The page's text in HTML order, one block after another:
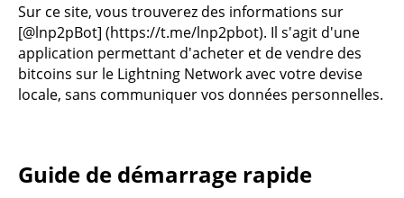
Sur ce site, vous trouverez des informations sur
[@lnp2pBot] (https://t.me/lnp2pbot). Il s'agit d'une
application permettant d'acheter et de vendre des
bitcoins sur le Lightning Network avec votre devise
locale, sans communiquer vos données personnelles.
Guide de démarrage rapide